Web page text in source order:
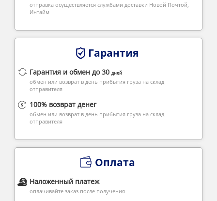
отправка осуществляется службами доставки Новой Почтой,
Интайм
Гарантия
Гарантия и обмен до 30 дней
обмен или возврат в день прибытия груза на склад
отправителя
100% возврат денег
обмен или возврат в день прибытия груза на склад
отправителя
Оплата
Наложенный платеж
оплачивайте заказ после получения